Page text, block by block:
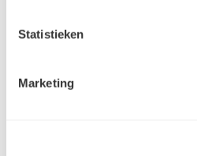
Statistieken
Marketing